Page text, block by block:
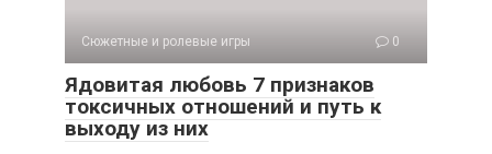
Сюжетные и ролевые игры 0
Ядовитая любовь 7 признаков
токсичных отношений и путь к
выходу из них